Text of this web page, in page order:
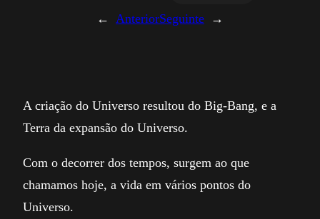
← AnteriorSeguinte →
A criação do Universo resultou do Big-Bang, e a
Terra da expansão do Universo.
Com o decorrer dos tempos, surgem ao que
chamamos hoje, a vida em vários pontos do
Universo.